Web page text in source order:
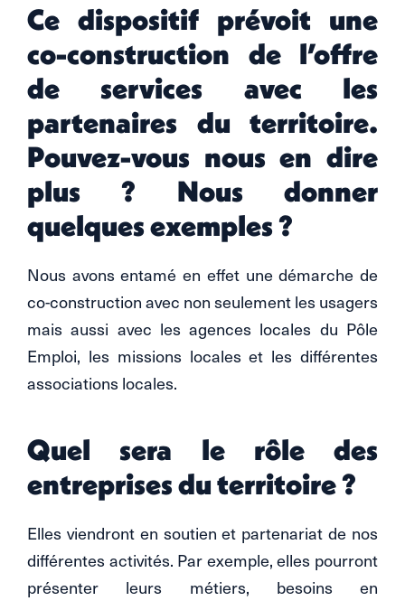
Ce dispositif prévoit une
co-construction de l’offre
de services avec les
partenaires du territoire.
Pouvez-vous nous en dire
plus ? Nous donner
quelques exemples ?
Nous avons entamé en effet une démarche de
co-construction avec non seulement les usagers
mais aussi avec les agences locales du Pôle
Emploi, les missions locales et les différentes
associations locales.
Quel sera le rôle des
entreprises du territoire ?
Elles viendront en soutien et partenariat de nos
différentes activités. Par exemple, elles pourront
présenter leurs métiers, besoins en